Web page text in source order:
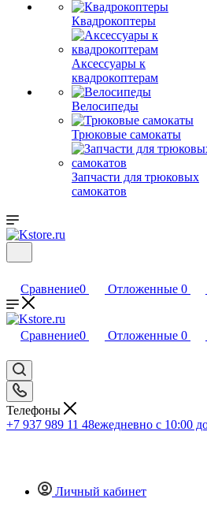
Квадрокоптеры
Аксессуары к
квадрокоптерам
Велосипеды
Трюковые самокаты
Запчасти для трюковых
самокатов
Сравнение0 Отложенные 0
Сравнение0 Отложенные 0
Телефоны
+7 937 989 11 48ежедневно с 10:00
Личный кабинет